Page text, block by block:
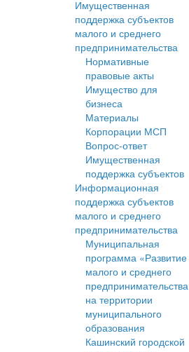
Имущественная
поддержка субъектов
малого и среднего
предпринимательства
Нормативные
правовые акты
Имущество для
бизнеса
Материалы
Корпорации МСП
Вопрос-ответ
Имущественная
поддержка субъектов
Информационная
поддержка субъектов
малого и среднего
предпринимательства
Муниципальная
программа «Развитие
малого и среднего
предпринимательства
на территории
муниципального
образования
Кашинский городской